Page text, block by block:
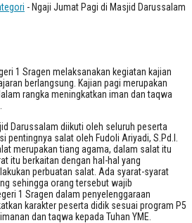
- Ngaji Jumat Pagi di Masjid Darussalam
1 Sragen melaksanakan kegiatan kajian
berlangsung. Kajian pagi merupakan
rangka meningkatkan iman dan taqwa
Darussalam diikuti oleh seluruh peserta
pentingnya salat oleh Fudoli Ariyadi, S.Pd.I.
merupakan tiang agama, dalam salat itu
itu berkaitan dengan hal-hal yang
perbuatan salat. Ada syarat-syarat
sehingga orang tersebut wajib
1 Sragen dalam penyelenggaraan
karakter peserta didik sesuai program P5
dan taqwa kepada Tuhan YME.